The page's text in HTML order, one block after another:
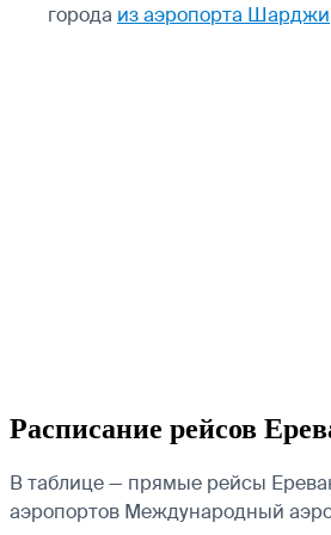
города из аэропорта Шарджи
Расписание рейсов
В таблице — прямые рейсы
аэропортов Международный